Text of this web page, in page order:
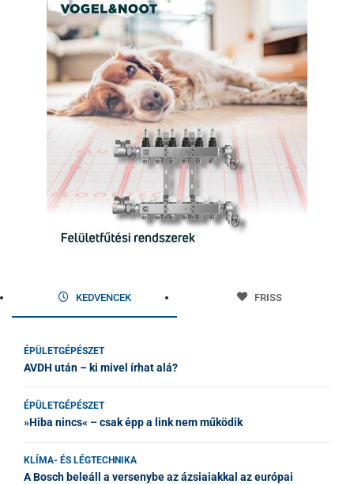
KEDVENCEK FRISS
ÉPÜLETGÉPÉSZET
AVDH után – ki mivel írhat alá?
ÉPÜLETGÉPÉSZET
»Hiba nincs« – csak épp a link nem működik
KLÍMA- ÉS LÉGTECHNIKA
A Bosch beleáll a versenybe az ázsiaiakkal az európai